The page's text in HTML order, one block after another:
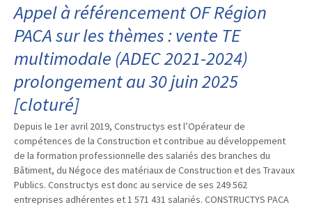
Appel à référencement OF Région
PACA sur les thèmes : vente TE
multimodale (ADEC 2021-2024)
prolongement au 30 juin 2025
[cloturé]
Depuis le 1er avril 2019, Constructys est l’Opérateur de
compétences de la Construction et contribue au développement
de la formation professionnelle des salariés des branches du
Bâtiment, du Négoce des matériaux de Construction et des Travaux
Publics. Constructys est donc au service de ses 249 562
entreprises adhérentes et 1 571 431 salariés. CONSTRUCTYS PACA